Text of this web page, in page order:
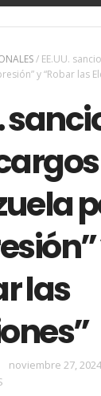
/ EE.UU.
y “Robar las
las
noviembre 27, 2024